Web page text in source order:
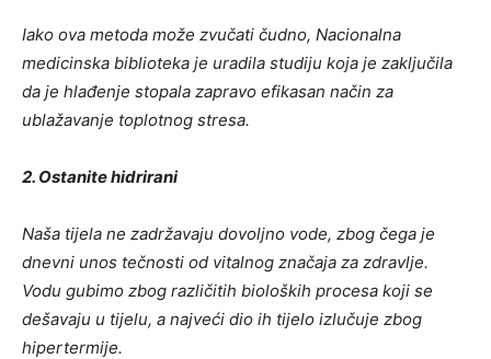
Iako ova metoda može zvučati čudno, Nacionalna
medicinska biblioteka je uradila studiju koja je zaključila
da je hlađenje stopala zapravo efikasan način za
ublažavanje toplotnog stresa.
2. Ostanite hidrirani
Naša tijela ne zadržavaju dovoljno vode, zbog čega je
dnevni unos tečnosti od vitalnog značaja za zdravlje.
Vodu gubimo zbog različitih bioloških procesa koji se
dešavaju u tijelu, a najveći dio ih tijelo izlučuje zbog
hipertermije.